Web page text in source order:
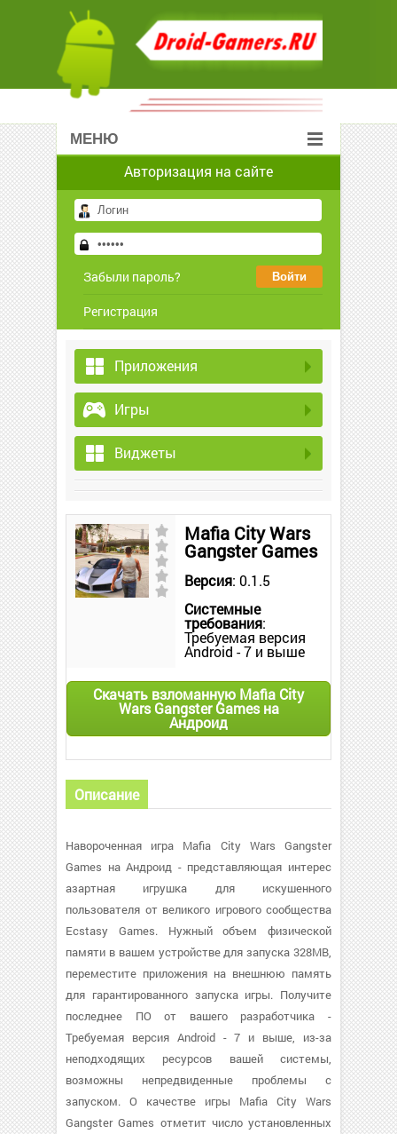
МЕНЮ
Авторизация на сайте
Забыли пароль?
Регистрация
Приложения
Игры
Виджеты
Mafia City Wars
Gangster Games
Версия: 0.1.5
Системные
требования:
Требуемая версия
Android - 7 и выше
Скачать взломанную Mafia City
Wars Gangster Games на
Андроид
Описание
Навороченная игра Mafia City Wars Gangster
Games на Андроид - представляющая интерес
азартная игрушка для искушенного
пользователя от великого игрового сообщества
Ecstasy Games. Нужный объем физической
памяти в вашем устройстве для запуска 328MB,
переместите приложения на внешнюю память
для гарантированного запуска игры. Получите
последнее ПО от вашего разработчика -
Требуемая версия Android - 7 и выше, из-за
неподходящих ресурсов вашей системы,
возможны непредвиденные проблемы с
запуском. О качестве игры Mafia City Wars
Gangster Games отметит число установленных